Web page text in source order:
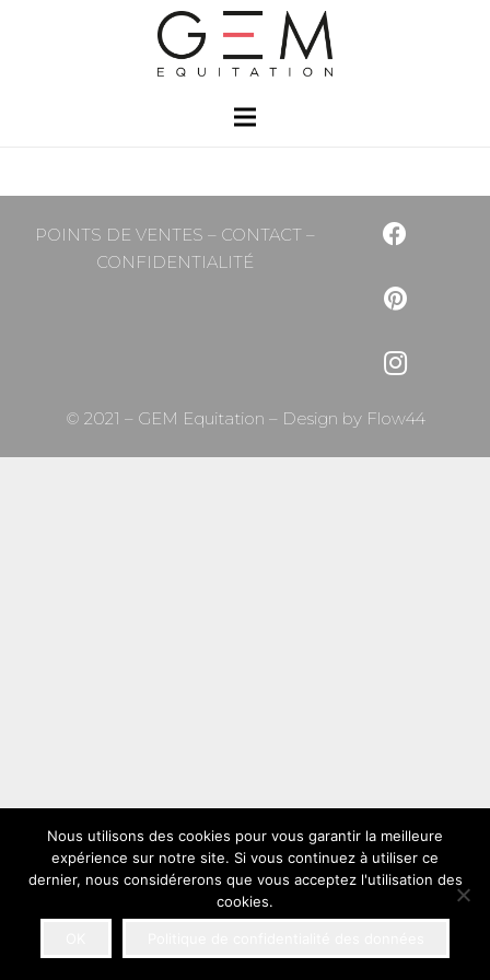
POINTS DE VENTES – CONTACT–
CONFIDENTIALITÉ
© 2021 – GEM Equitation – Design byFlow44
Nous utilisons des cookies pour vous garantir la meilleure
expérience sur notre site. Si vous continuez à utiliser ce
dernier, nous considérerons que vous acceptez l'utilisation des
cookies.